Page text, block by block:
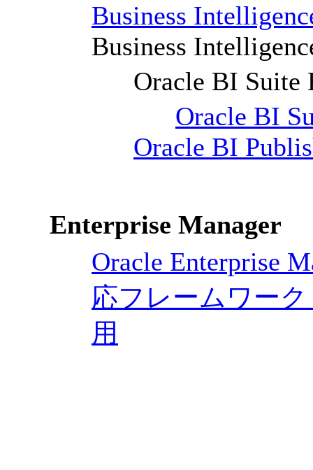
Business
Business
Oracle BI Suite
Oracle BI
Oracle BI
Enterprise Manager
Oracle Enterprise
応フレームワー
用